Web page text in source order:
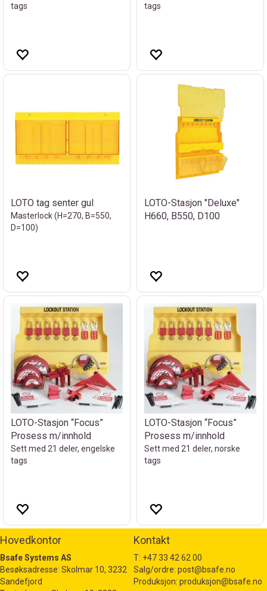
tags
tags
LOTO tag senter gul
Masterlock (H=270, B=550,
D=100)
LOTO-Stasjon "Deluxe"
H660, B550, D100
LOTO-Stasjon “Focus”
Prosess m/innhold
Sett med 21 deler, engelske
tags
LOTO-Stasjon “Focus”
Prosess m/innhold
Sett med 21 deler, norske
tags
Hovedkontor
Bsafe Systems AS
Besøksadresse: Skolmar 10, 3232
Sandefjord
Kontakt
T: +47 33 42 62 00
Salg/ordre: post@bsafe.no
Produksjon: produksjon@bsafe.no